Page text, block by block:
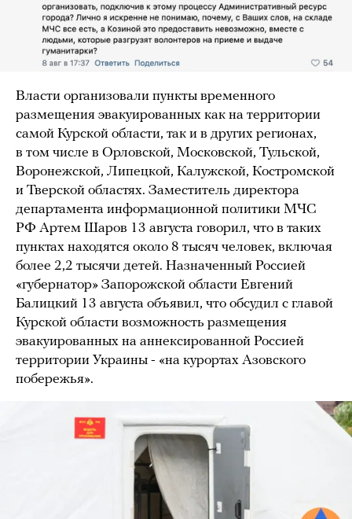
Власти организовали пункты временного
размещения эвакуированных как на территории
самой Курской области, так и в других регионах,
в том числе в Орловской, Московской, Тульской,
Воронежской, Липецкой, Калужской, Костромской
и Тверской областях. Заместитель директора
департамента информационной политики МЧС
РФ Артем Шаров 13 августа говорил, что в таких
пунктах находятся около 8 тысяч человек, включая
более 2,2 тысячи детей. Назначенный Россией
«губернатор» Запорожской области Евгений
Балицкий 13 августа объявил, что обсудил с главой
Курской области возможность размещения
эвакуированных на аннексированной Россией
территории Украины - «на курортах Азовского
побережья».